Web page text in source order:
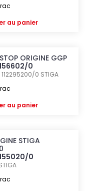
au panier
ORIGINE GGP
0
112295200/0 STIGA
au panier
STIGA
0